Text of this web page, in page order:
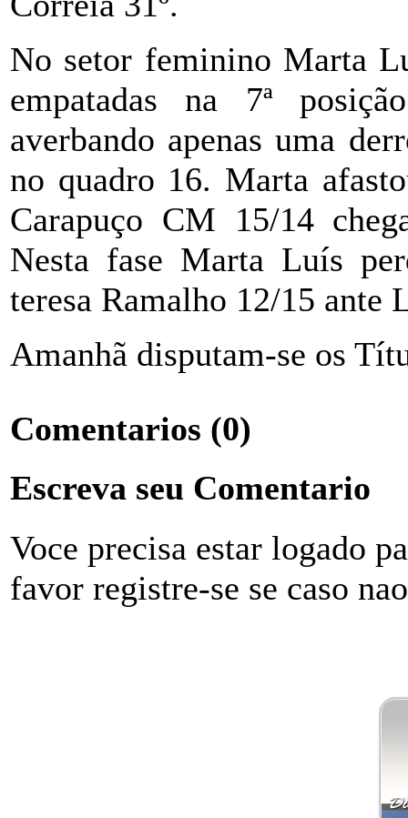
No setor feminino Marta
empatadas na 7ª
averbando apenas uma
no quadro 16. Marta
Carapuço CM 15/14
Nesta fase Marta Luís
teresa Ramalho 12/15 ante
Amanhã disputam-se os
Comentarios (0)
Escreva seu Comentario
Voce precisa estar logado
favor registre-se se caso